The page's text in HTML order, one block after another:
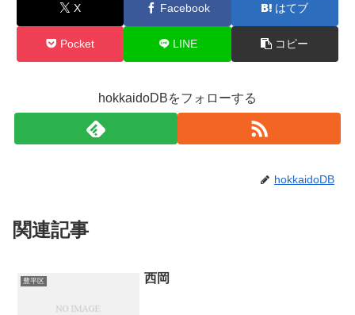
X Facebook はてブ
Pocket LINE コピー
hokkaidoDBをフォローする
hokkaidoDB
関連記事
豊平区 西岡